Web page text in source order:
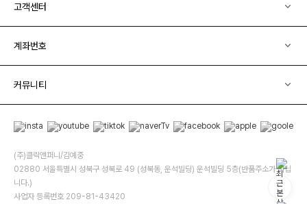
고객센터
계좌번호
커뮤니티
(주)클릭앤퍼니/김예중
02880 서울특별시 성북구 성북로 49 (성북동, 운석빌딩) 운석빌딩 5층(반품주소가 아닙
니다.)
사업자 등록번호 209-81-43420